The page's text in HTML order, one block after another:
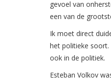
gevoel van
een van de
Ik moet direct
het politieke soort.
ook in de politiek.
Esteban Volkov